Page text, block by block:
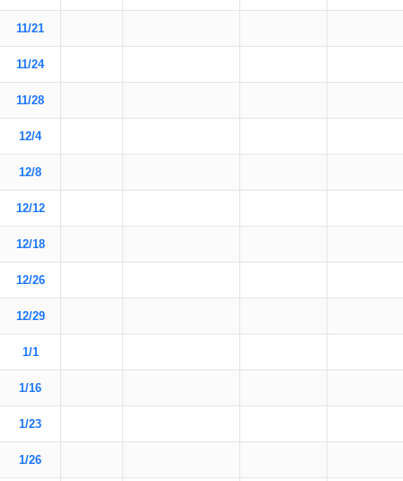
11/21
11/24
11/28
12/4
12/8
12/12
12/18
12/26
12/29
1/1
1/16
1/23
1/26